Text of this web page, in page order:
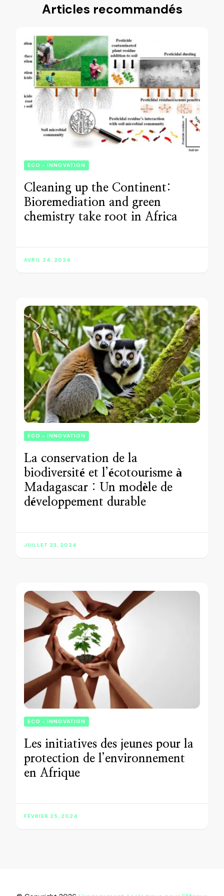
Articles recommandés
ECO - INNOVATION
Cleaning up the Continent:
Bioremediation and green
chemistry take root in Africa
AVRIL 24, 2024
ECO - INNOVATION
La conservation de la
biodiversité et l’écotourisme à
Madagascar : Un modèle de
développement durable
JUILLET 23, 2024
ECO - INNOVATION
Les initiatives des jeunes pour la
protection de l’environnement
en Afrique
FÉVRIER 25, 2024